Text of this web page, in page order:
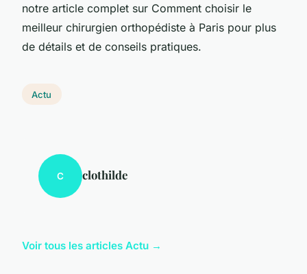
notre article complet sur Comment choisir le
meilleur chirurgien orthopédiste à Paris pour plus
de détails et de conseils pratiques.
Actu
C clothilde
Voir tous les articles Actu →